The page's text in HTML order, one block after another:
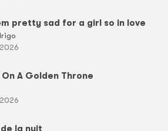
pretty sad for a girl so in love
A Golden Throne
la nuit